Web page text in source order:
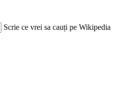
Scrie ce vrei sa cauți pe Wikipedia